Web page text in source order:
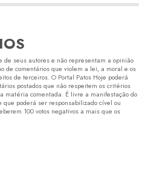
de seus autores e não representam a opinião
de comentários que violem a lei, a moral e os
de terceiros. O Portal Patos Hoje poderá
postados que não respeitem os critérios
matéria comentada. É livre a manifestação do
poderá ser responsabilizado cível ou
100 votos negativos a mais que os